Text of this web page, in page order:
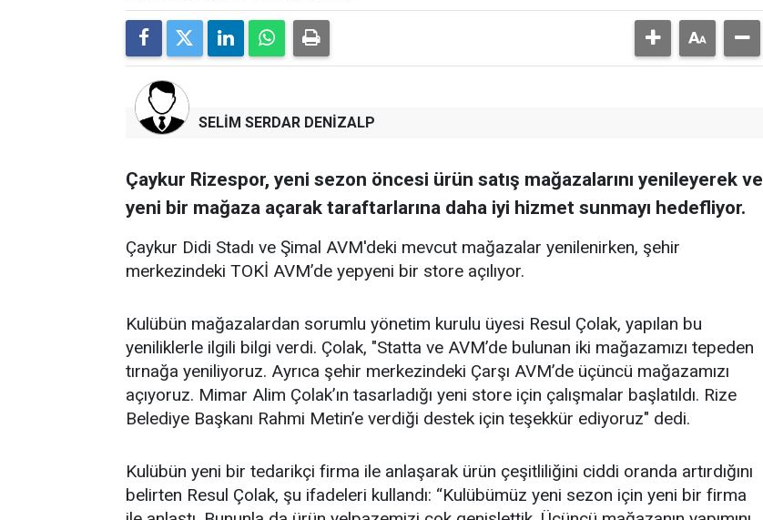
SELİM SERDAR DENİZALP
Çaykur Rizespor, yeni sezon öncesi ürün satış mağazalarını yenileyerek ve
yeni bir mağaza açarak taraftarlarına daha iyi hizmet sunmayı hedefliyor.
Çaykur Didi Stadı ve Şimal AVM'deki mevcut mağazalar yenilenirken, şehir
merkezindeki TOKİ AVM’de yepyeni bir store açılıyor.
Kulübün mağazalardan sorumlu yönetim kurulu üyesi Resul Çolak, yapılan bu
yeniliklerle ilgili bilgi verdi. Çolak, "Statta ve AVM’de bulunan iki mağazamızı tepeden
tırnağa yeniliyoruz. Ayrıca şehir merkezindeki Çarşı AVM’de üçüncü mağazamızı
açıyoruz. Mimar Alim Çolak’ın tasarladığı yeni store için çalışmalar başlatıldı. Rize
Belediye Başkanı Rahmi Metin’e verdiği destek için teşekkür ediyoruz" dedi.
Kulübün yeni bir tedarikçi firma ile anlaşarak ürün çeşitliliğini ciddi oranda artırdığını
belirten Resul Çolak, şu ifadeleri kullandı: “Kulübümüz yeni sezon için yeni bir firma